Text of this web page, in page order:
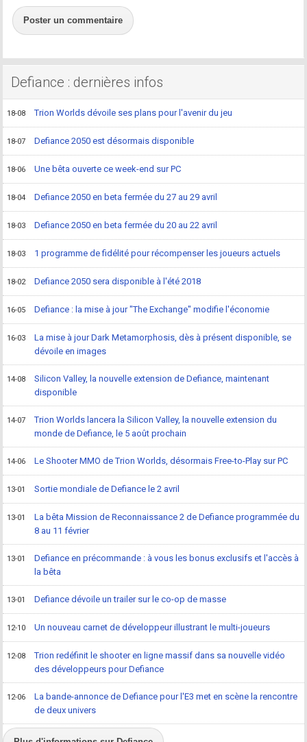
Poster un commentaire
Defiance : dernières infos
18-08 Trion Worlds dévoile ses plans pour l'avenir du jeu
18-07 Defiance 2050 est désormais disponible
18-06 Une bêta ouverte ce week-end sur PC
18-04 Defiance 2050 en beta fermée du 27 au 29 avril
18-03 Defiance 2050 en beta fermée du 20 au 22 avril
18-03 1 programme de fidélité pour récompenser les joueurs actuels
18-02 Defiance 2050 sera disponible à l'été 2018
16-05 Defiance : la mise à jour "The Exchange" modifie l'économie
16-03
La mise à jour Dark Metamorphosis, dès à présent disponible, se
dévoile en images
14-08
Silicon Valley, la nouvelle extension de Defiance, maintenant
disponible
14-07
Trion Worlds lancera la Silicon Valley, la nouvelle extension du
monde de Defiance, le 5 août prochain
14-06 Le Shooter MMO de Trion Worlds, désormais Free-to-Play sur PC
13-01 Sortie mondiale de Defiance le 2 avril
13-01
La bêta Mission de Reconnaissance 2 de Defiance programmée du
8 au 11 février
13-01
Defiance en précommande : à vous les bonus exclusifs et l'accès à
la bêta
13-01 Defiance dévoile un trailer sur le co-op de masse
12-10 Un nouveau carnet de développeur illustrant le multi-joueurs
12-08
Trion redéfinit le shooter en ligne massif dans sa nouvelle vidéo
des développeurs pour Defiance
12-06
La bande-annonce de Defiance pour l'E3 met en scène la rencontre
de deux univers